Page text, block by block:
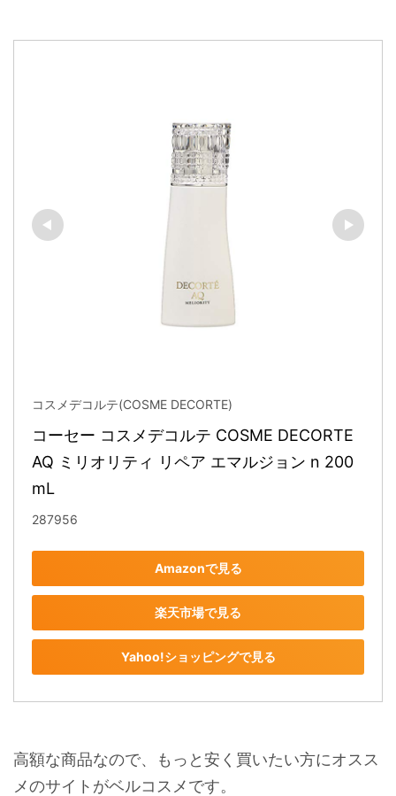
コスメデコルテ(COSME DECORTE)
コーセー コスメデコルテ COSME DECORTE
AQ ミリオリティ リペア エマルジョン n 200
mL
287956
Amazonで見る
楽天市場で見る
Yahoo!ショッピングで見る
高額な商品なので、もっと安く買いたい方にオスス
メのサイトがベルコスメです。